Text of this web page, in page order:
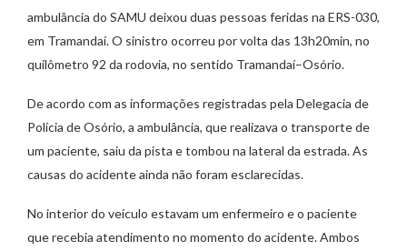
ambulância do SAMU deixou duas pessoas feridas na ERS-030,
em Tramandaí. O sinistro ocorreu por volta das 13h20min, no
quilômetro 92 da rodovia, no sentido Tramandaí–Osório.
De acordo com as informações registradas pela Delegacia de
Polícia de Osório, a ambulância, que realizava o transporte de
um paciente, saiu da pista e tombou na lateral da estrada. As
causas do acidente ainda não foram esclarecidas.
No interior do veículo estavam um enfermeiro e o paciente
que recebia atendimento no momento do acidente. Ambos